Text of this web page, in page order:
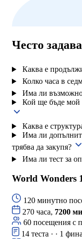
Често
Каква е
Колко часа в
Има ли
Кой ще бъде мой
Каква е
Има ли
трябва да закупя?
Има ли тест за
World Wonders 1
120 минутно
270 часа, 7200
60 посещения с
14 теста · · 1